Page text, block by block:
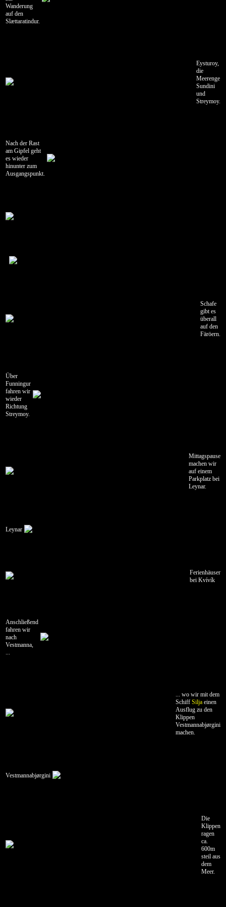
Salzburg
Wanderung
auf den
Slættaratindur.
Eysturoy,
die
Meerenge
Sundini
und
Streymoy.
Nach der Rast
am Gipfel geht
es wieder
hinunter zum
Ausgangspunkt.
Schafe
gibt es
überall
auf den
Färöern.
Über
Funningur
fahren wir
wieder
Richtung
Streymoy.
Mittagspause
machen wir
auf einem
Parkplatz bei
Leynar.
Leynar
Ferienhäuser
bei Kvívík
Anschließend
fahren wir
nach
Vestmanna,
...
... wo wir mit dem
Schiff Silja einen
Ausflug zu den
Klippen
Vestmannabjørgini
machen.
Vestmannabjørgini
Die
Klippen
ragen
ca.
600m
steil aus
dem
Meer.